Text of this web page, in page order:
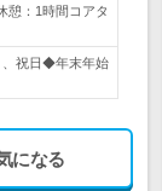
憩：1時間コアタ
、祝日◆年末年始
になる